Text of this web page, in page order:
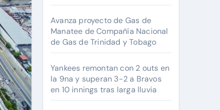
Avanza proyecto de Gas de
Manatee de Compañía Nacional
de Gas de Trinidad y Tobago
Yankees remontan con 2 outs en
la 9na y superan 3-2 a Bravos
en 10 innings tras larga lluvia